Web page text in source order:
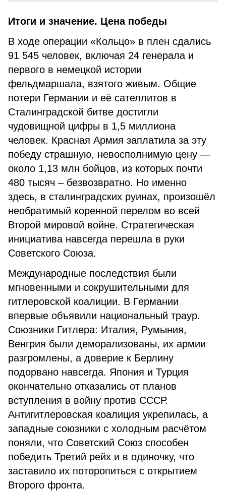
Итоги и значение. Цена победы
В ходе операции «Кольцо» в плен сдались
91 545 человек, включая 24 генерала и
первого в немецкой истории
фельдмаршала, взятого живым. Общие
потери Германии и её сателлитов в
Сталинградской битве достигли
чудовищной цифры в 1,5 миллиона
человек. Красная Армия заплатила за эту
победу страшную, невосполнимую цену —
около 1,13 млн бойцов, из которых почти
480 тысяч – безвозвратно. Но именно
здесь, в сталинградских руинах, произошёл
необратимый коренной перелом во всей
Второй мировой войне. Стратегическая
инициатива навсегда перешла в руки
Советского Союза.
Международные последствия были
мгновенными и сокрушительными для
гитлеровской коалиции. В Германии
впервые объявили национальный траур.
Союзники Гитлера: Италия, Румыния,
Венгрия были деморализованы, их армии
разгромлены, а доверие к Берлину
подорвано навсегда. Япония и Турция
окончательно отказались от планов
вступления в войну против СССР.
Антигитлеровская коалиция укрепилась, а
западные союзники с холодным расчётом
поняли, что Советский Союз способен
победить Третий рейх и в одиночку, что
заставило их поторопиться с открытием
Второго фронта.